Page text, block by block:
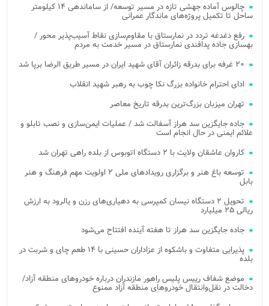
چالوس آماده جهشی تازه در مسیر توسعه/ از ساماندهی ۱۴ کیلومتر
ساحل تا تکمیل پروژه‌های ماندگار عمرانی
رفع دغدغه تردد در نمارستاق با مقاوم‌سازی نقاط آسیب‌پذیر محور /
بهسازی جاده پدافندی نمارستاق در مسیر خدمت به مردم
۲۰ غرفه برای بدرقه زائران آقای شهید ایران در مسیر طریق الرضا برپا شد
ادای احترام خانواده بزرگ نکا چوب به رهبر شهید انقلاب
تهران میزبان بزرگ‌ترین بدرقه تاریخ معاصر
جاده جایگزین سد هراز آسفالت شد / عملیات ایمن‌سازی و نصب تابلو و
علائم ایمنی در حال انجام است
کاروان عاشقان ولایت با ۲ دستگاه اتوبوس از بلده راهی تهران شد
توسعه باغ هنر و برگزاری رویدادهای ملی ۲ اولویت مهم فرهنگ و هنر
بابل
تحویل ۲ دستگاه نیسان کمپرسی به دهیاری‌های رزن و یالرود به ارزش
ریالی ۲۵ میلیارد
جاده جایگزین سد هراز تا هفته آینده افتتاح می‌شود
پذیرایی متفاوت و باشکوه از عزاداران حسینی با ۱۴ طعم چای و شربت در
بلده
موضع شفاف رییس پلیس راهور مازندران درباره خودروهای منطقه آزاد/
دخالت در نقل‌وانتقال خودروهای منطقه آزاد ممنوع